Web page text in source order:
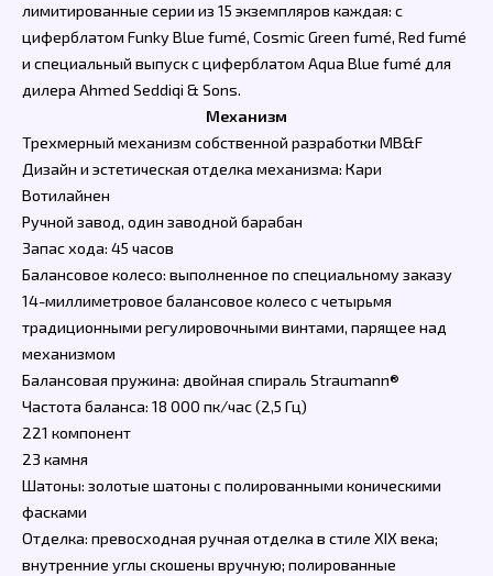
лимитированные серии из 15 экземпляров каждая: с
циферблатом Funky Blue fumé, Cosmic Green fumé, Red fumé
и специальный выпуск с циферблатом Aqua Blue fumé для
дилера Ahmed Seddiqi & Sons.
Механизм
Трехмерный механизм собственной разработки MB&F
Дизайн и эстетическая отделка механизма: Кари
Вотилайнен
Ручной завод, один заводной барабан
Запас хода: 45 часов
Балансовое колесо: выполненное по специальному заказу
14-миллиметровое балансовое колесо с четырьмя
традиционными регулировочными винтами, парящее над
механизмом
Балансовая пружина: двойная спираль Straumann®
Частота баланса: 18 000 пк/час (2,5 Гц)
221 компонент
23 камня
Шатоны: золотые шатоны с полированными коническими
фасками
Отделка: превосходная ручная отделка в стиле XIX века;
внутренние углы скошены вручную; полированные